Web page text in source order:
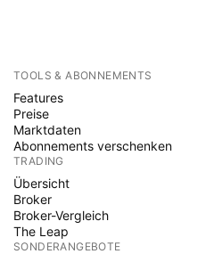
TOOLS & ABONNEMENTS
Features
Preise
Marktdaten
Abonnements verschenken
TRADING
Übersicht
Broker
Broker-Vergleich
The Leap
SONDERANGEBOTE